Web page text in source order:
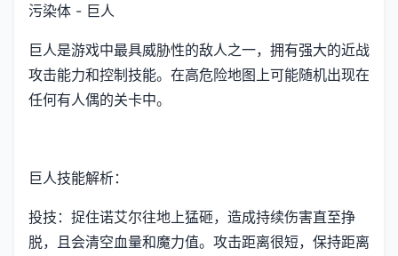
污染体 - 巨人
巨人是游戏中最具威胁性的敌人之一，拥有强大的近战
攻击能力和控制技能。在高危险地图上可能随机出现在
任何有人偶的关卡中。
巨人技能解析：
投技：捉住诺艾尔往地上猛砸，造成持续伤害直至挣
脱，且会清空血量和魔力值。攻击距离很短，保持距离